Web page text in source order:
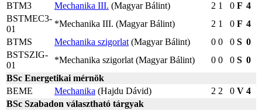
BTM3
Mechanika III. (Magyar Bálint) 2 1 0 F 4
BSTMEC3-
01
*Mechanika III. (Magyar Bálint) 2 1 0 F 4
BTMS
Mechanika szigorlat (Magyar Bálint) 0 0 0 S 0
BSTSZIG-
01
*Mechanika szigorlat (Magyar Bálint) 0 0 0 S 0
BSc Energetikai mérnök
BEME
Mechanika (Hajdu Dávid) 2 2 0 V 4
BSc Szabadon választható tárgyak